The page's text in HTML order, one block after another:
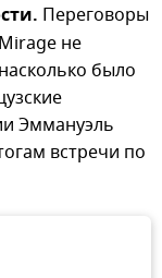
Переговоры
не
было
Эммануэль
встречи по